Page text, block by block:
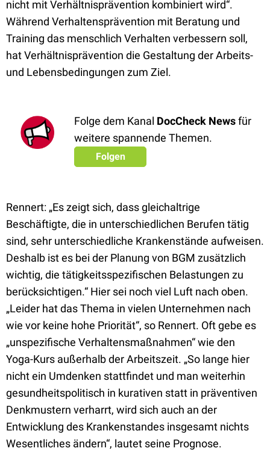
nicht mit Verhältnisprävention kombiniert wird“.
Während Verhaltensprävention mit Beratung und
Training das menschlich Verhalten verbessern soll,
hat Verhältnisprävention die Gestaltung der Arbeits-
und Lebensbedingungen zum Ziel.
Folge dem Kanal DocCheck Newsfür
weitere spannende Themen.
Folgen
Rennert: „Es zeigt sich, dass gleichaltrige
Beschäftigte, die in unterschiedlichen Berufen tätig
sind, sehr unterschiedliche Krankenstände aufweisen.
Deshalb ist es bei der Planung von BGM zusätzlich
wichtig, die tätigkeitsspezifischen Belastungen zu
berücksichtigen.“ Hier sei noch viel Luft nach oben.
„Leider hat das Thema in vielen Unternehmen nach
wie vor keine hohe Priorität“, so Rennert. Oft gebe es
„unspezifische Verhaltensmaßnahmen“ wie den
Yoga-Kurs außerhalb der Arbeitszeit. „So lange hier
nicht ein Umdenken stattfindet und man weiterhin
gesundheitspolitisch in kurativen statt in präventiven
Denkmustern verharrt, wird sich auch an der
Entwicklung des Krankenstandes insgesamt nichts
Wesentliches ändern“, lautet seine Prognose.